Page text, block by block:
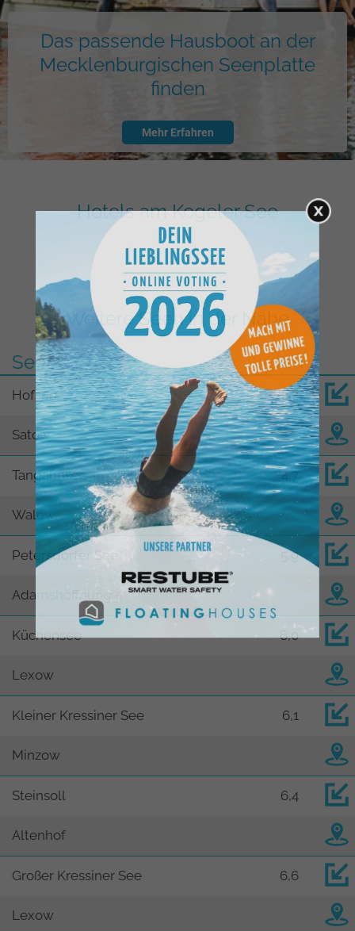
Das passende Hausboot an der
Mecklenburgischen Seenplatte
finden
Mehr Erfahren
Hotels am Kogeler See
Weitere Seen in der Nähe
See
km
Hofsee 2,2
Satow
Tangahnsee 4,7
Walow
Petersdorfer See 5,9
Adamshoffnung
Küchensee 6,0
Lexow
Kleiner Kressiner See 6,1
Minzow
Steinsoll 6,4
Altenhof
Großer Kressiner See 6,6
Lexow